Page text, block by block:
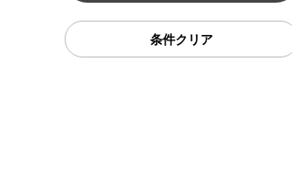
条件クリア